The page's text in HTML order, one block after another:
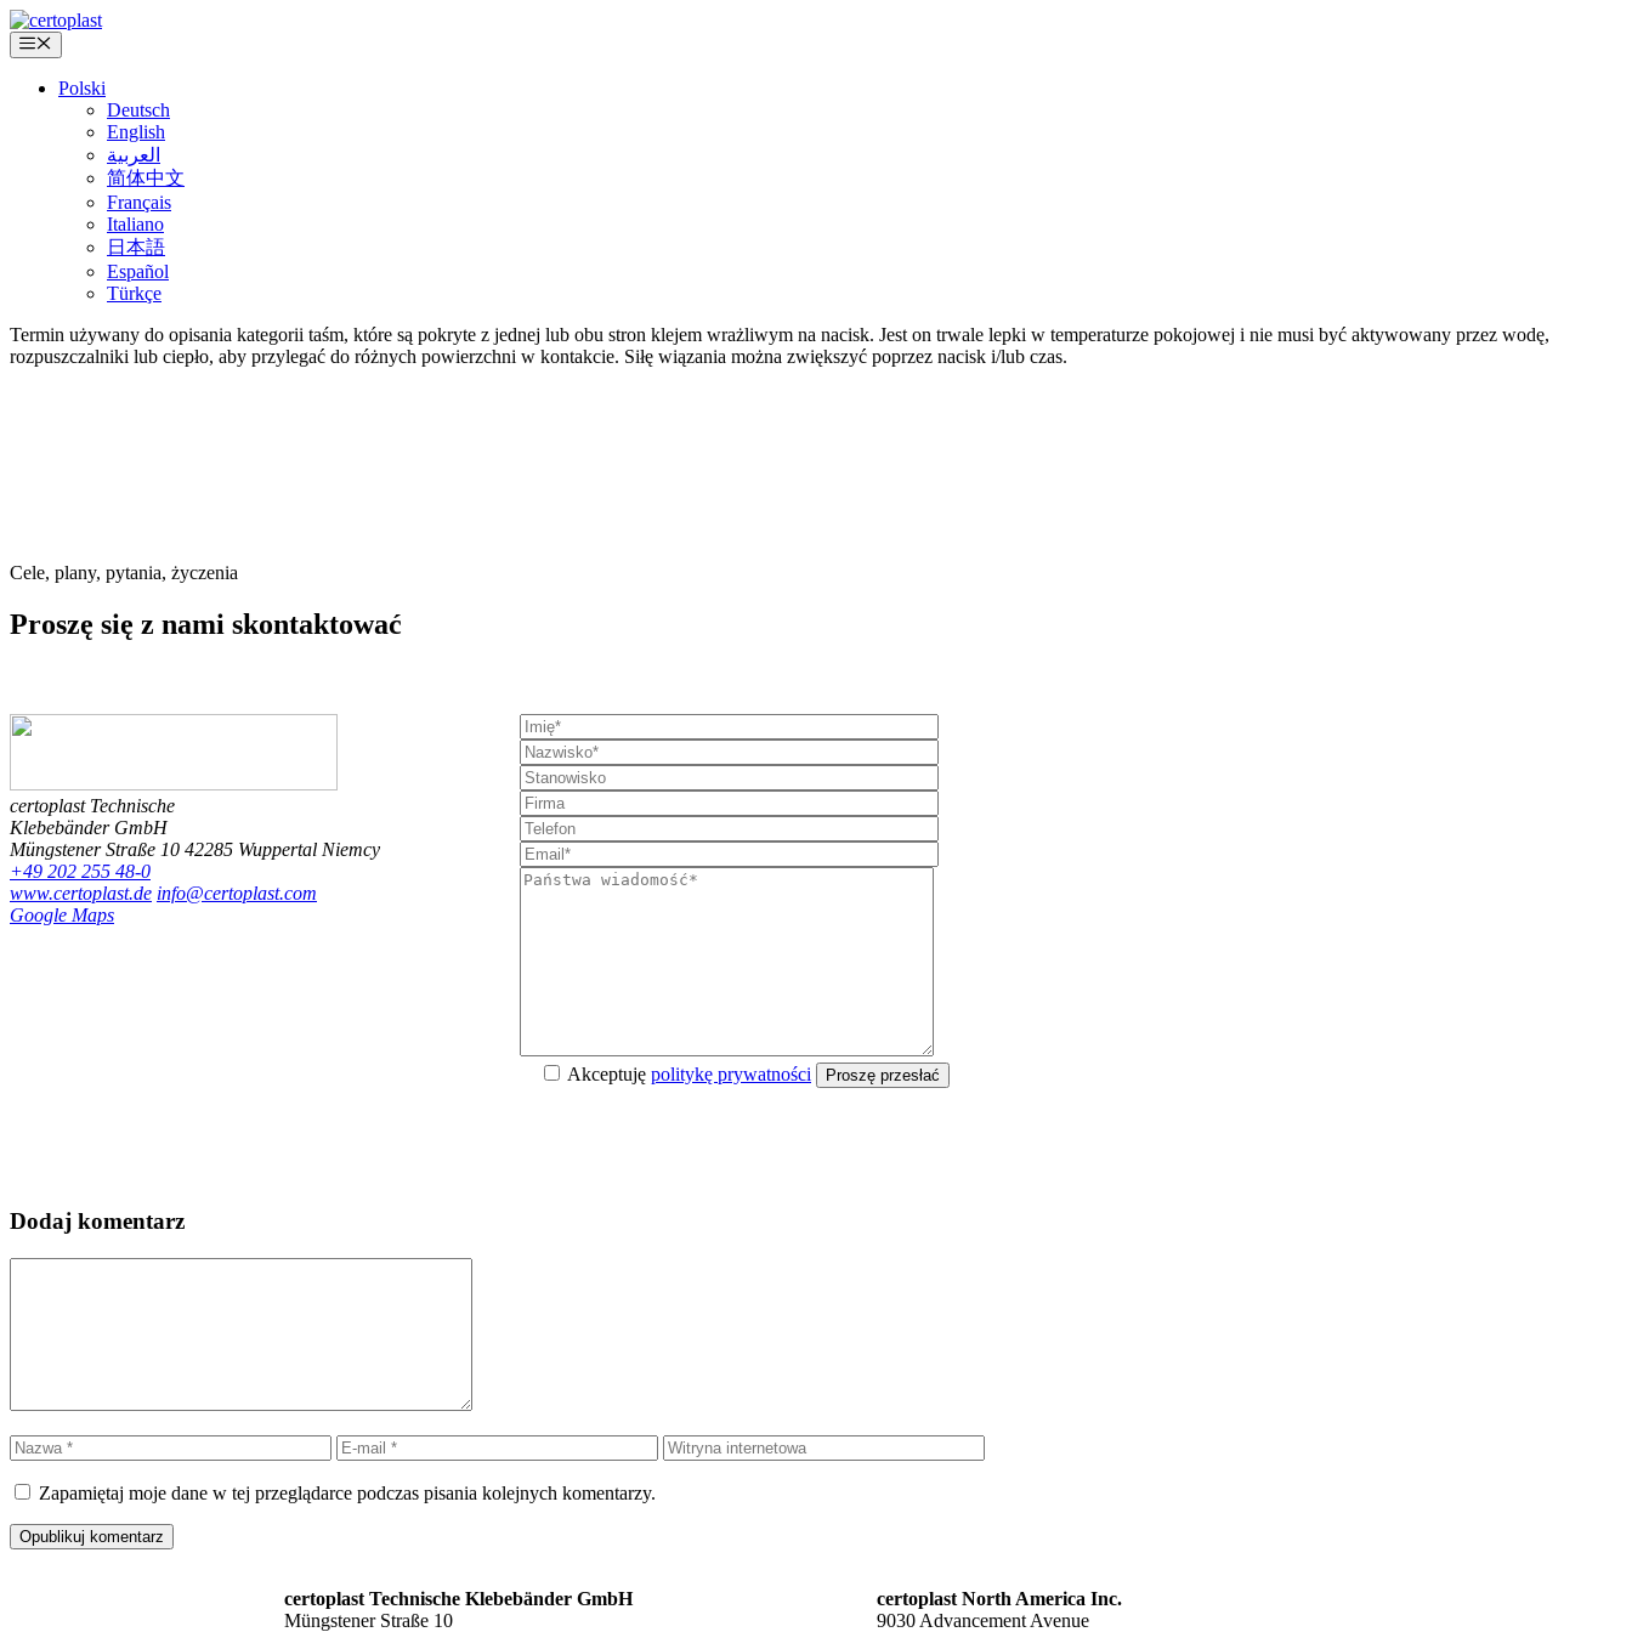
Przejdź
do
treści
Menu
Polski
Deutsch
English
العربية
简体中文
Français
Italiano
日本語
Español
Türkçe
Termin używany do opisania kategorii taśm, które są pokryte z jednej lub obu stron klejem wrażliwym na nacisk. Jest on trwale lepki w temperaturze pokojowej i nie musi być aktywowany przez wodę,
rozpuszczalniki lub ciepło, aby przylegać do różnych powierzchni w kontakcie. Siłę wiązania można zwiększyć poprzez nacisk i/lub czas.
Cele, plany, pytania, życzenia
Proszę się z nami skontaktować
certoplast Technische
Klebebänder GmbH
Müngstener Straße 10 42285 Wuppertal Niemcy
+49 202 255 48-0
www.certoplast.de info@certoplast.com
Google Maps
Akceptuję politykę prywatności Proszę przesłać
Dodaj komentarz
Nazwa
E-
mail
Witryna
internetowa
Zapamiętaj moje dane w tej przeglądarce podczas pisania kolejnych komentarzy.
certoplast Technische Klebebänder GmbH
Müngstener Straße 10
certoplast North America Inc.
9030 Advancement Avenue